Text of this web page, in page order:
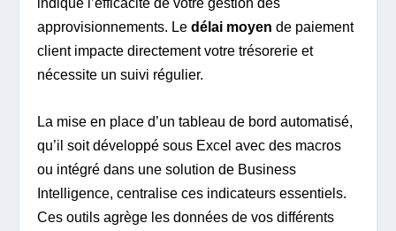
indique l’efficacité de votre gestion des
approvisionnements. Ledélai moyen de paiement
client impacte directement votre trésorerie et
nécessite un suivi régulier.
La mise en place d’un tableau de bord automatisé,
qu’il soit développé sous Excel avec des macros
ou intégré dans une solution de Business
Intelligence, centralise ces indicateurs essentiels.
Ces outils agrège les données de vos différents